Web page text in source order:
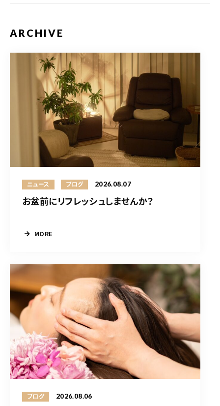
ARCHIVE
ニュース ブログ 2026.08.07
お盆前にリフレッシュしませんか？
MORE
ブログ 2026.08.06